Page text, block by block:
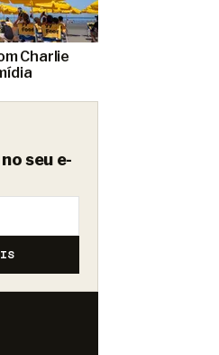
Charlie
seu e-